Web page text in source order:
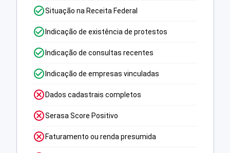
Situação na Receita Federal
Indicação de existência de protestos
Indicação de consultas recentes
Indicação de empresas vinculadas
Dados cadastrais completos
Serasa Score Positivo
Faturamento ou renda presumida